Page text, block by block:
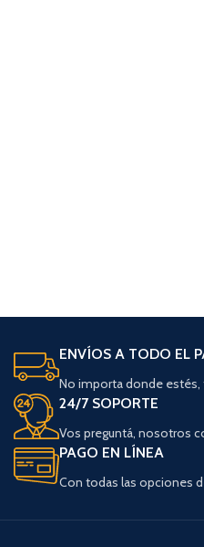
ENVÍOS A TODO EL
No importa donde estés,
24/7 SOPORTE
Vos preguntá, nosotros
PAGO EN LÍNEA
Con todas las opciones